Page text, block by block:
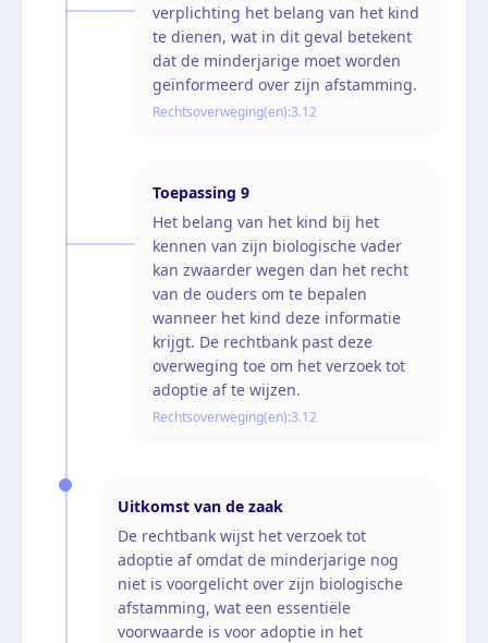
verplichting het belang van het kind
te dienen, wat in dit geval betekent
dat de minderjarige moet worden
geïnformeerd over zijn afstamming.
Rechtsoverweging(en):3.12
Toepassing 9
Het belang van het kind bij het
kennen van zijn biologische vader
kan zwaarder wegen dan het recht
van de ouders om te bepalen
wanneer het kind deze informatie
krijgt. De rechtbank past deze
overweging toe om het verzoek tot
adoptie af te wijzen.
Rechtsoverweging(en):3.12
Uitkomst van de zaak
De rechtbank wijst het verzoek tot
adoptie af omdat de minderjarige nog
niet is voorgelicht over zijn biologische
afstamming, wat een essentiële
voorwaarde is voor adoptie in het